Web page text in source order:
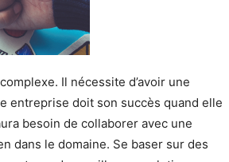
Il nécessite d’avoir une
entreprise doit son succès quand elle
besoin de collaborer avec une
dans le domaine. Se baser sur des